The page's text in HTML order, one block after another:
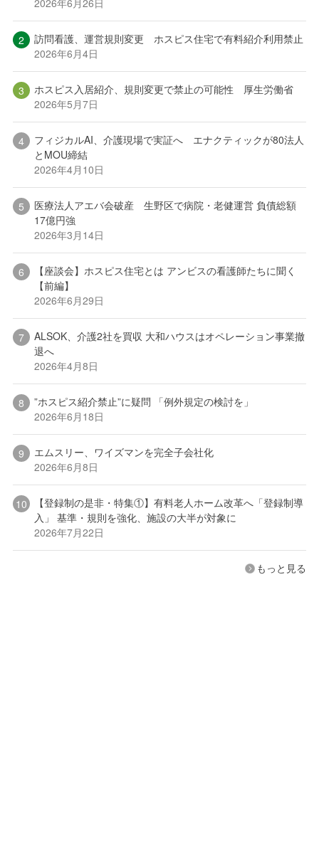
2026年6月26日
訪問看護、運営規則変更 ホスピス住宅で有料紹介利用禁止
2026年6月4日
ホスピス入居紹介、規則変更で禁止の可能性 厚生労働省
2026年5月7日
フィジカルAI、介護現場で実証へ エナクティックが80法人
とMOU締結
2026年4月10日
医療法人アエバ会破産 生野区で病院・老健運営 負債総額
17億円強
2026年3月14日
【座談会】ホスピス住宅とは アンビスの看護師たちに聞く
【前編】
2026年6月29日
ALSOK、介護2社を買収 大和ハウスはオペレーション事業撤
退へ
2026年4月8日
”ホスピス紹介禁止”に疑問 「例外規定の検討を」
2026年6月18日
エムスリー、ワイズマンを完全子会社化
2026年6月8日
【登録制の是非・特集①】有料老人ホーム改革へ「登録制導
入」 基準・規則を強化、施設の大半が対象に
2026年7月22日
もっと見る